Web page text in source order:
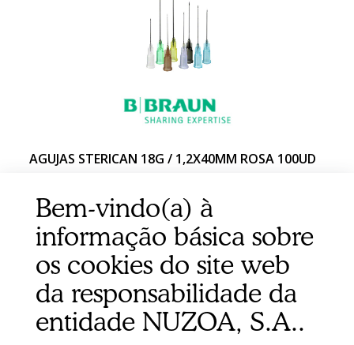
AGUJAS STERICAN 18G / 1,2X40MM ROSA 100UD
Bem-vindo(a) à
informação básica sobre
os cookies do site web
da responsabilidade da
entidade NUZOA, S.A..